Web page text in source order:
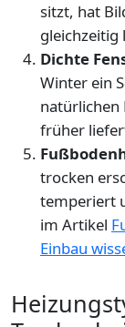
sitzt, hat
gleichzeitig
Dichte
Winter ein
natürlichen
früher
trocken
temperiert
im Artikel
Einbau